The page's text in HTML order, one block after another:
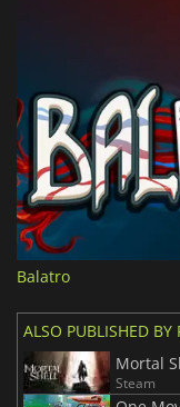
Balatro
ALSO PUBLISHED BY
Mortal
Steam